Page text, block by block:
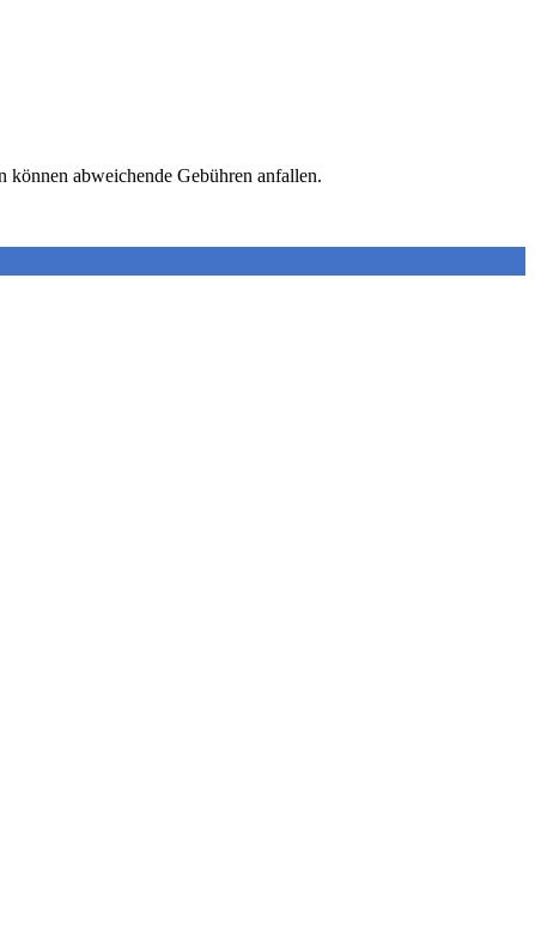
können abweichende Gebühren anfallen.